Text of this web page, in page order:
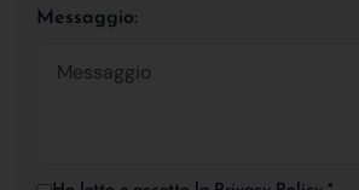
Messaggio: